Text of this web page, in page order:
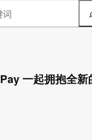
一起拥抱全新